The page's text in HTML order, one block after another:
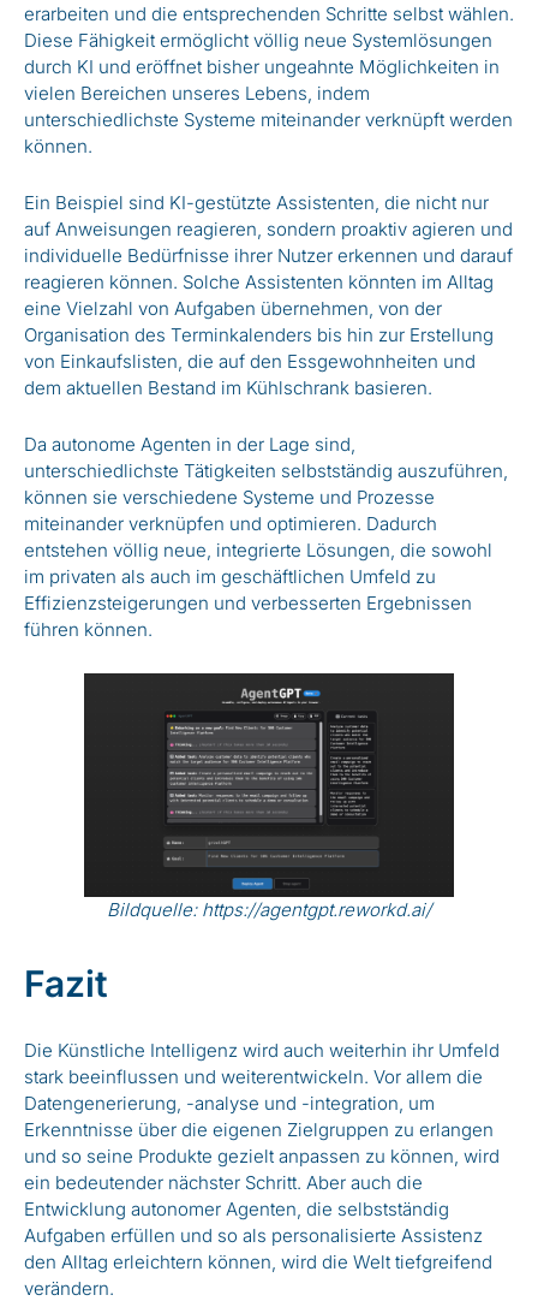
erarbeiten und die entsprechenden Schritte selbst wählen.
Diese Fähigkeit ermöglicht völlig neue Systemlösungen
durch KI und eröffnet bisher ungeahnte Möglichkeiten in
vielen Bereichen unseres Lebens, indem
unterschiedlichste Systeme miteinander verknüpft werden
können.
Ein Beispiel sind KI-gestützte Assistenten, die nicht nur
auf Anweisungen reagieren, sondern proaktiv agieren und
individuelle Bedürfnisse ihrer Nutzer erkennen und darauf
reagieren können. Solche Assistenten könnten im Alltag
eine Vielzahl von Aufgaben übernehmen, von der
Organisation des Terminkalenders bis hin zur Erstellung
von Einkaufslisten, die auf den Essgewohnheiten und
dem aktuellen Bestand im Kühlschrank basieren.
Da autonome Agenten in der Lage sind,
unterschiedlichste Tätigkeiten selbstständig auszuführen,
können sie verschiedene Systeme und Prozesse
miteinander verknüpfen und optimieren. Dadurch
entstehen völlig neue, integrierte Lösungen, die sowohl
im privaten als auch im geschäftlichen Umfeld zu
Effizienzsteigerungen und verbesserten Ergebnissen
führen können.
Bildquelle: https://agentgpt.reworkd.ai/
Fazit
Die Künstliche Intelligenz wird auch weiterhin ihr Umfeld
stark beeinflussen und weiterentwickeln. Vor allem die
Datengenerierung, -analyse und -integration, um
Erkenntnisse über die eigenen Zielgruppen zu erlangen
und so seine Produkte gezielt anpassen zu können, wird
ein bedeutender nächster Schritt. Aber auch die
Entwicklung autonomer Agenten, die selbstständig
Aufgaben erfüllen und so als personalisierte Assistenz
den Alltag erleichtern können, wird die Welt tiefgreifend
verändern.